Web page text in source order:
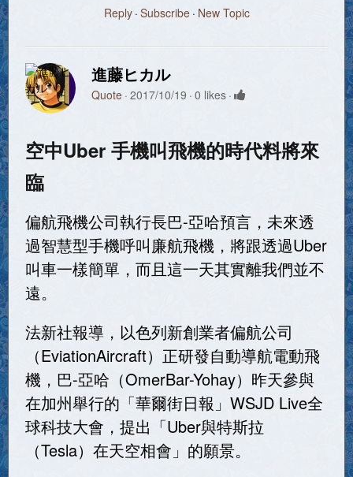
Reply Subscribe New Topic
進藤ヒカル
Quote 2017/10/19 0 likes
空中Uber 手機叫飛機的時代料將來
臨
偏航飛機公司執行長巴-亞哈預言，未來透
過智慧型手機呼叫廉航飛機，將跟透過Uber
叫車一樣簡單，而且這一天其實離我們並不
遠。
法新社報導，以色列新創業者偏航公司
（EviationAircraft）正研發自動導航電動飛
機，巴-亞哈（OmerBar-Yohay）昨天參與
在加州舉行的「華爾街日報」WSJD Live全
球科技大會，提出「Uber與特斯拉
（Tesla）在天空相會」的願景。